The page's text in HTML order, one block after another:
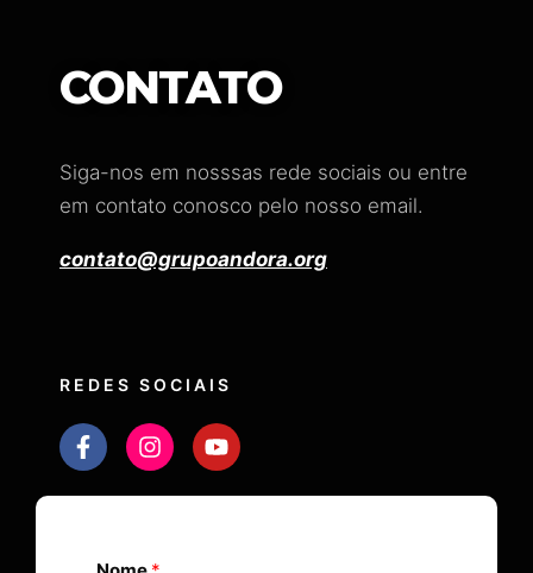
CONTATO
Siga-nos em nosssas rede sociais ou entre
em contato conosco pelo nosso email.
contato@grupoandora.org
REDES SOCIAIS